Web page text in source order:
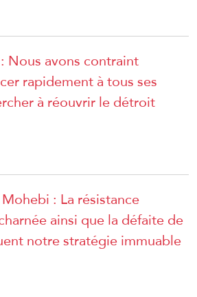
Nous avons contraint
rapidement à tous ses
à réouvrir le détroit
: La résistance
ainsi que la défaite de
notre stratégie immuable